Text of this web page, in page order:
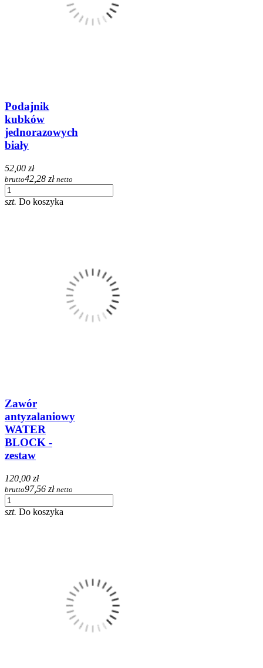
Podajnik
kubków
jednorazowych
biały
52,00 zł
brutto42,28 zł netto
szt. Do koszyka
Zawór
antyzalaniowy
WATER
BLOCK -
zestaw
120,00 zł
brutto97,56 zł netto
szt. Do koszyka